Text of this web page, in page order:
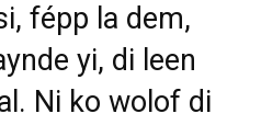
fépp la dem,
yi, di leen
Ni ko wolof di